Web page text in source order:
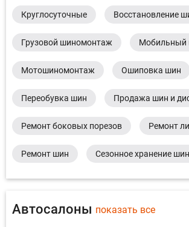
Круглосуточные Восстановление
Грузовой шиномонтаж Мобильный
Мотошиномонтаж Ошиповка шин
Переобувка шин Продажа шин и
Ремонт боковых порезов Ремонт
Ремонт шин Сезонное хранение шин
Автосалоны показать все